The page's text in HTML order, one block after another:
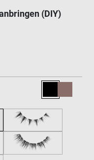
(DIY)